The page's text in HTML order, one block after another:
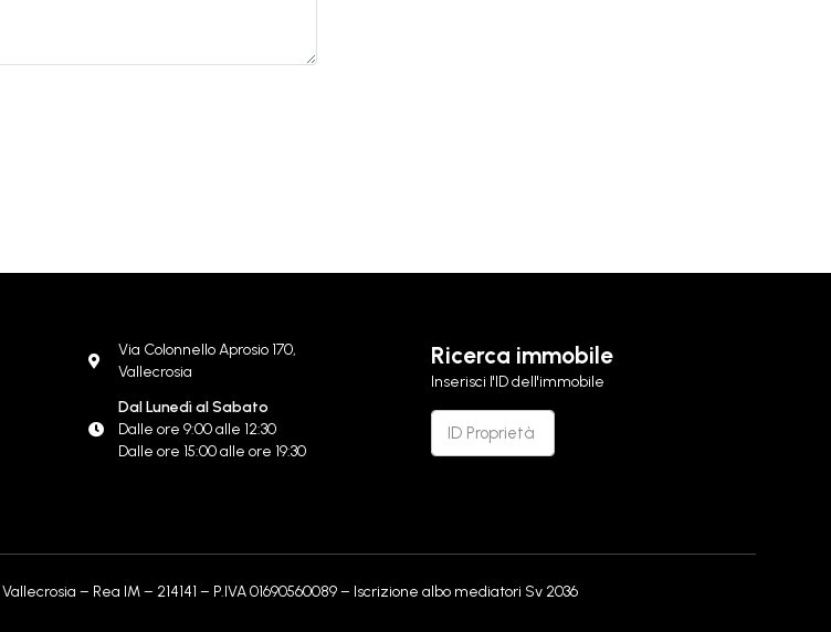
Via Colonnello Aprosio 170,
Vallecrosia
Dal Lunedì al Sabato
Dalle ore 9:00 alle 12:30
Dalle ore 15:00 alle ore 19:30
Ricerca immobile
Inserisci l'ID dell'immobile
– Rea IM – 214141 – P.IVA 01690560089 – Iscrizione albo mediatori Sv 2036